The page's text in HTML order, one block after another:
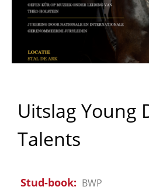
Uitslag Young
Talents
Stud-book BWP